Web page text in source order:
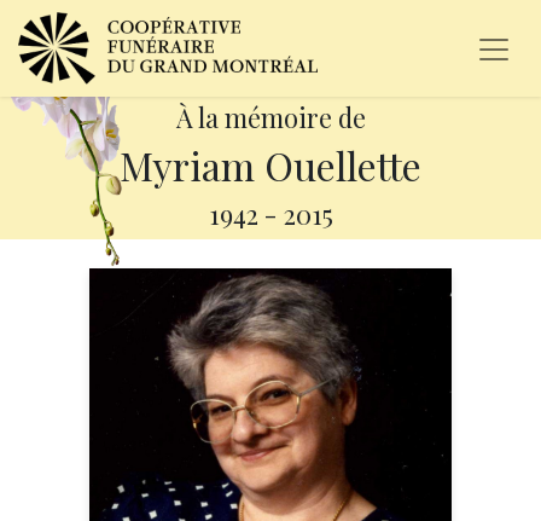
À la mémoire de
Myriam Ouellette
1942 - 2015